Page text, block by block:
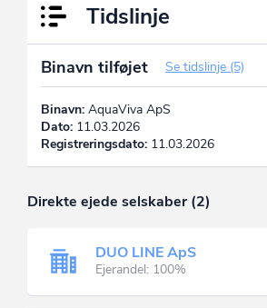
Tidslinje
Binavn tilføjet Se tidslinje (5)
Binavn: AquaViva ApS
Dato: 11.03.2026
Registreringsdato: 11.03.2026
Direkte ejede selskaber (2)
DUO LINE ApS
Ejerandel: 100%